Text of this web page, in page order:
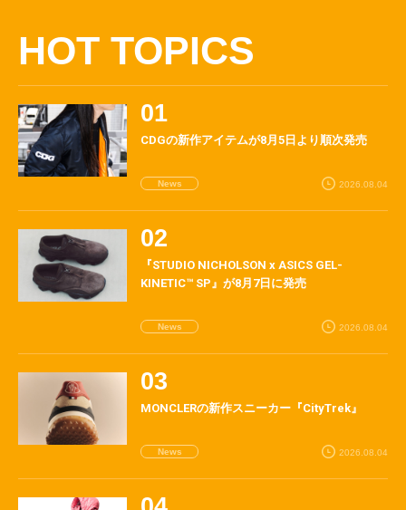
HOT TOPICS
CDGの新作アイテムが8月5日より順次発売
News 2026.08.04
『STUDIO NICHOLSON x ASICS GEL-
KINETIC™ SP』が8月7日に発売
News 2026.08.04
MONCLERの新作スニーカー『CityTrek』
News 2026.08.04